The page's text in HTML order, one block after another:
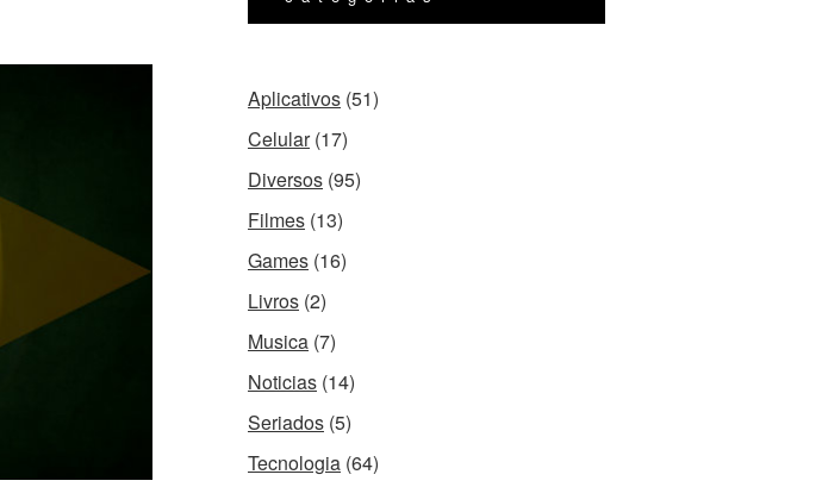
Aplicativos (51)
Celular(17)
Diversos (95)
Filmes (13)
Games (16)
Livros (2)
Musica (7)
Noticias (14)
Seriados (5)
Tecnologia (64)